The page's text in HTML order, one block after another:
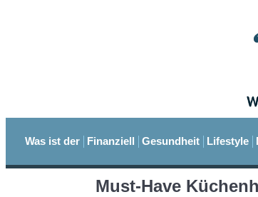
Was ist der Finanziell Gesundheit Lifestyle
Must-Have